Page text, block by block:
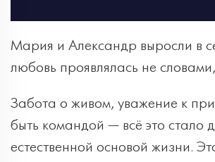
Мария и Александр выросли в
любовь проявлялась не
Забота о живом, уважение к
быть командой — всё это стало
естественной основой жизни.